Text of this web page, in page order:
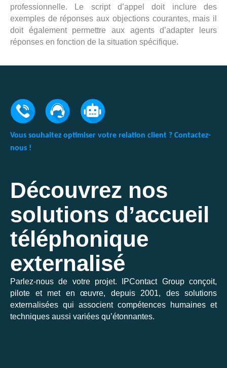
professionnelle. Le script d’appel doit inclure des
exemples de réponses aux objections courantes, mais il
doit également permettre aux agents d’adapter leurs
réponses en fonction de la situation spécifique.
Vous souhaitez optimiser votre relation client ? Contactez-
nous !
Découvrez nos
solutions d’accueil
téléphonique
externalisé
Parlez-nous de votre projet. IPContact Group conçoit,
pilote et met en œuvre, depuis 2001, des solutions
externalisées qui associent compétences humaines et
techniques aussi variées qu’étonnantes.